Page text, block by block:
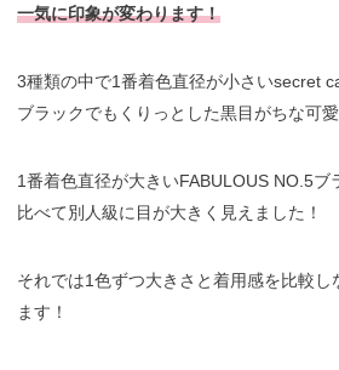
一気に印象が変わります！
3種類の中で1番着色直径が小さいsecret
ブラックでもくりっとした黒目がちな可
1番着色直径が大きいFABULOUS NO.5ブ
比べて別人級に目が大きく見えました！
それでは1色ずつ大きさと着用感を比較し
ます！